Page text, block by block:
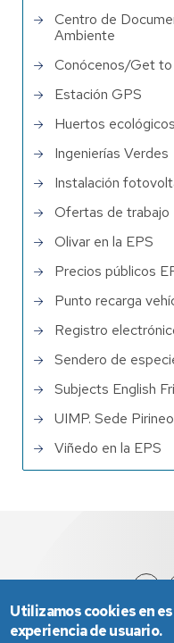
Centro de
Ambiente
Conócenos/Get to
Estación GPS
Huertos
Ingenierías Verdes
Instalación
Ofertas de trabajo
Olivar en la EPS
Precios públicos
Punto recarga
Registro
Sendero de
Subjects English
UIMP. Sede
Viñedo en la EPS
Utilizamos cookies en
experiencia de usuario.